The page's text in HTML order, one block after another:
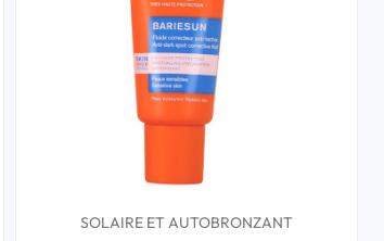
SOLAIRE ET AUTOBRONZANT